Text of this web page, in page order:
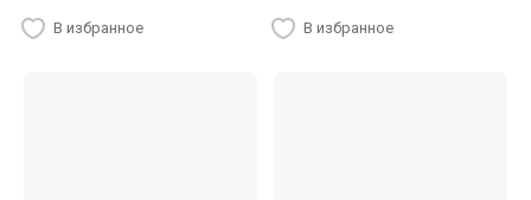
В избранное В избранное